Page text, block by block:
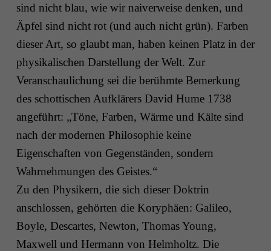
sind nicht blau, wie wir naiverweise denken, und
Äpfel sind nicht rot (und auch nicht grün). Farben
dieser Art, so glaubt man, haben keinen Platz in der
physikalischen Darstellung der Welt. Zur
Veranschaulichung sei die berühmte Bemerkung
des schottischen Aufklärers David Hume 1738
angeführt: „Töne, Farben, Wärme und Kälte sind
nach der modernen Philosophie keine
Eigenschaften von Gegenständen, sondern
Wahrnehmungen des Geistes.“
Zu den Physikern, die sich dieser Doktrin
anschlossen, gehörten die Koryphäen: Galileo,
Boyle, Descartes, Newton, Thomas Young,
Maxwell und Hermann von Helmholtz. Die